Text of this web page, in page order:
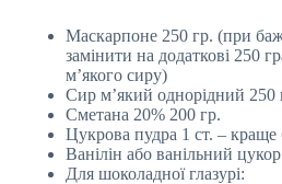
Маскарпоне 250 гр. (при
замінити на додаткові 250
м’якого сиру)
Сир м’який однорідний 250
Сметана 20% 200 гр.
Цукрова пудра 1 ст. – краще
Ванілін або ванільний цукор
Для шоколадної глазурі: